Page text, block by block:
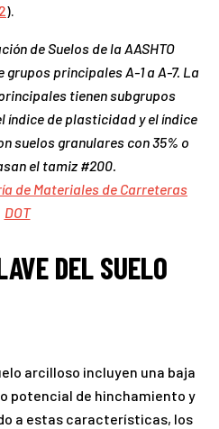
).
de Suelos de la AASHTO
principales A-1 a A-7. La
tienen subgrupos
índice de plasticidad y el índice
suelos granulares con 35% o
el tamiz #200.
de Materiales de Carreteras
DOT
DEL SUELO
arcilloso incluyen una baja
potencial de hinchamiento y
a estas características, los